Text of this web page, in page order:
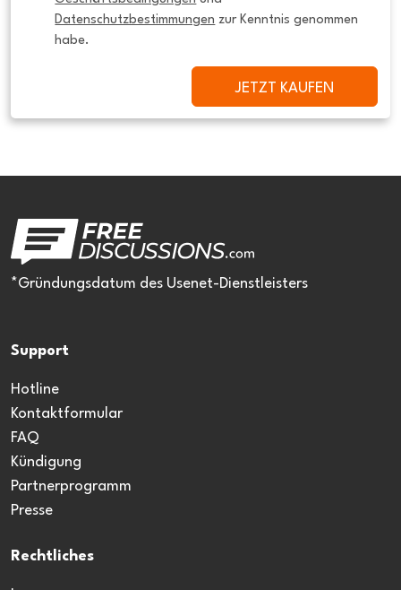
Datenschutzbestimmungen zur Kenntnis genommen
habe.
JETZT KAUFEN
*Gründungsdatum des Usenet-Dienstleisters
Support
Hotline
Kontaktformular
FAQ
Kündigung
Partnerprogramm
Presse
Rechtliches